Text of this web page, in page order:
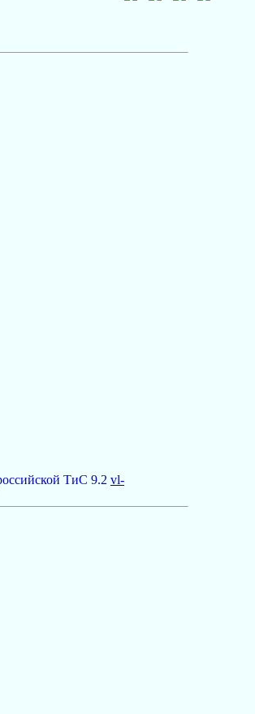
ТиС 9.2 vl-